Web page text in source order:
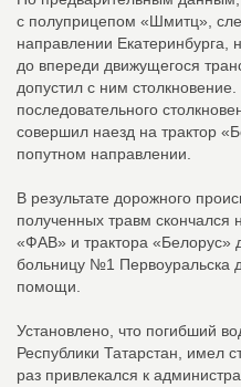
с полуприцепом «Шмитц»,
направлении Екатеринбурга,
до впереди движущегося
допустил с ним столкновение.
последовательного
совершил наезд на трактор
попутном направлении.
В результате дорожного
полученных травм скончался
«ФАВ» и трактора «Белорус»
больницу №1 Первоуральска
помощи.
Установлено, что погибший
Республики Татарстан, имел
раз привлекался к